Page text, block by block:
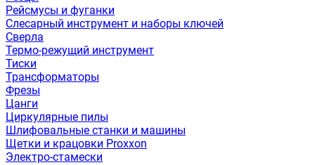
Рейсмусы и фуганки
Слесарный инструмент и наборы ключей
Сверла
Термо-режущий инструмент
Тиски
Трансформаторы
Фрезы
Цанги
Циркулярные пилы
Шлифовальные станки и машины
Щетки и крацовки Proxxon
Электро-стамески